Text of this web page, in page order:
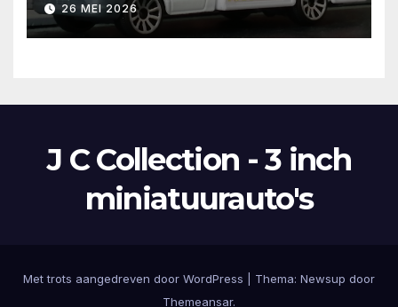
26 MEI 2026
J C Collection - 3 inch
miniatuurauto's
Met trots aangedreven door WordPress Thema: Newsup door
Themeansar.